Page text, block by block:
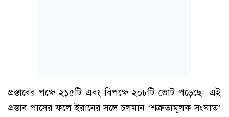
প্রস্তাবের পক্ষে ২১৫টি এবং বিপক্ষে ২০৮টি ভোট পড়েছে। এই
প্রস্তাব পাসের ফলে ইরানের সঙ্গে চলমান ‘শত্রুতামূলক সংঘাত’